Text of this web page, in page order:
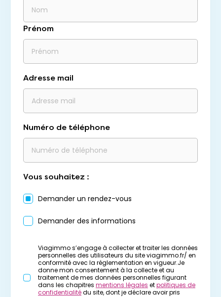
Prénom
Adresse mail
Numéro de téléphone
Vous souhaitez :
Demander un rendez-vous
Demander des informations
Viagimmo s’engage à collecter et traiter les données
personnelles des utilisateurs du site viagimmo.fr/ en
conformité avec la réglementation en vigueur.Je
donne mon consentement à la collecte et au
traitement de mes données personnelles figurant
dans les chapitres mentions légales etpolitiques de
confidentialitédu site, dont je déclare avoir pris